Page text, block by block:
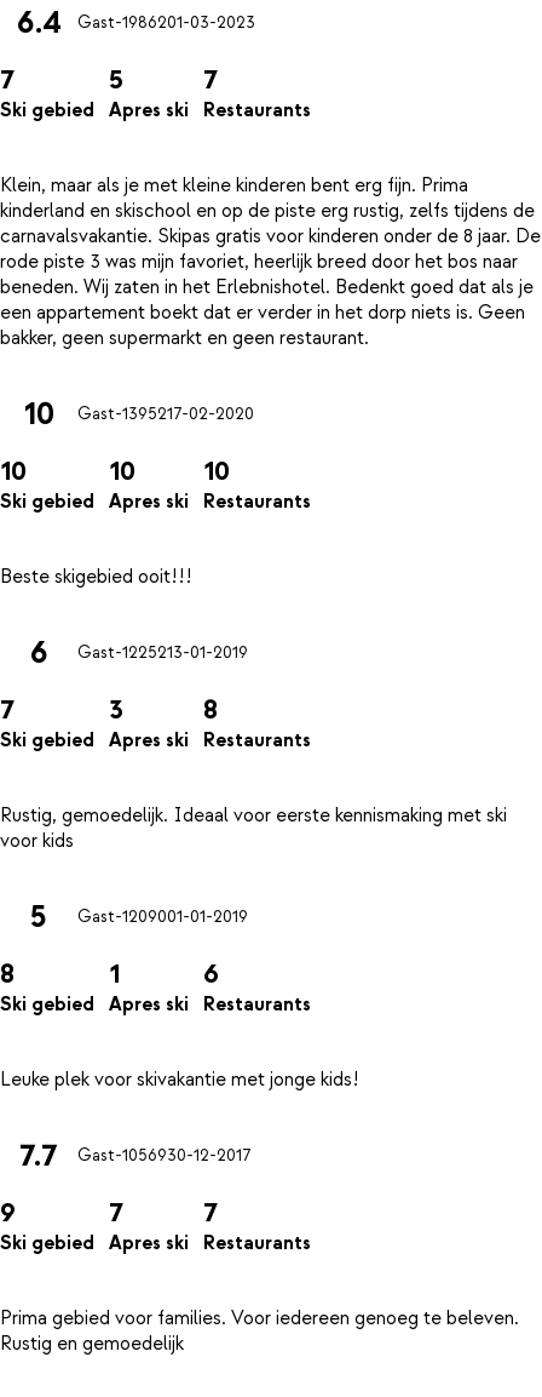
6.4 Gast-1986201-03-2023
7
Ski gebied
5
Apres ski
7
Restaurants
Klein, maar als je met kleine kinderen bent erg fijn. Prima
kinderland en skischool en op de piste erg rustig, zelfs tijdens de
carnavalsvakantie. Skipas gratis voor kinderen onder de 8 jaar. De
rode piste 3 was mijn favoriet, heerlijk breed door het bos naar
beneden. Wij zaten in het Erlebnishotel. Bedenkt goed dat als je
een appartement boekt dat er verder in het dorp niets is. Geen
10 Gast-1395217-02-2020
10
Ski gebied
10
Apres ski
10
Restaurants
6 Gast-1225213-01-2019
7
Ski gebied
3
Apres ski
8
Restaurants
Rustig, gemoedelijk. Ideaal voor eerste kennismaking met ski
5 Gast-1209001-01-2019
8
Ski gebied
1
Apres ski
6
Restaurants
7.7 Gast-1056930-12-2017
9
Ski gebied
7
Apres ski
7
Restaurants
Prima gebied voor families. Voor iedereen genoeg te beleven.